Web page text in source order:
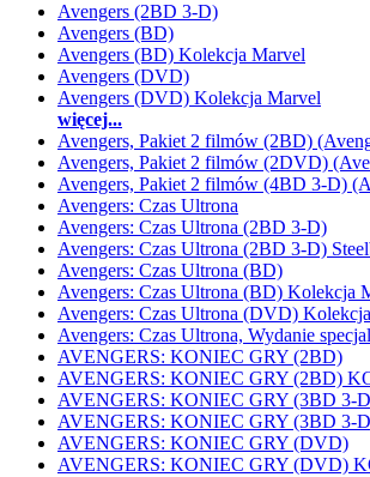
Avengers (2BD 3-D)
Avengers (BD)
Avengers (BD) Kolekcja Marvel
Avengers (DVD)
Avengers (DVD) Kolekcja Marvel
więcej...
Avengers, Pakiet 2 filmów (2BD)
Avengers, Pakiet 2 filmów (2DVD)
Avengers, Pakiet 2 filmów (4BD 3-D)
Avengers: Czas Ultrona
Avengers: Czas Ultrona (2BD 3-D)
Avengers: Czas Ultrona (2BD 3-D)
Avengers: Czas Ultrona (BD)
Avengers: Czas Ultrona (BD) Kolekcja
Avengers: Czas Ultrona (DVD)
Avengers: Czas Ultrona, Wydanie
AVENGERS: KONIEC GRY (2BD)
AVENGERS: KONIEC GRY (2BD)
AVENGERS: KONIEC GRY (3BD 3-
AVENGERS: KONIEC GRY (3BD 3-
AVENGERS: KONIEC GRY (DVD)
AVENGERS: KONIEC GRY (DVD)